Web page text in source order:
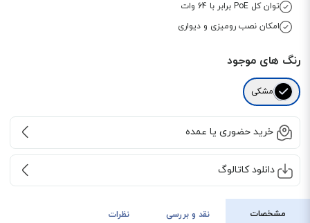
توان کل PoE برابر با 64 وات
امکان نصب رومیزی و دیواری
رنگ های موجود
مشکی
خرید حضوری یا عمده
دانلود کاتالوگ
مشخصات نقد و بررسی نظرات